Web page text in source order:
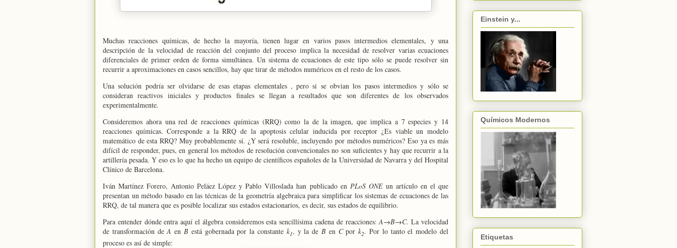
Muchas reacciones químicas, de hecho la mayoría, tienen lugar en varios pasos intermedios elementales, y una
descripción de la velocidad de reacción del conjunto del proceso implica la necesidad de resolver varias ecuaciones
diferenciales de primer orden de forma simultánea. Un sistema de ecuaciones de este tipo sólo se puede resolver sin
recurrir a aproximaciones en casos sencillos, hay que tirar de métodos numéricos en el resto de los casos.
Una solución podría ser olvidarse de esas etapas elementales , pero si se obvian los pasos intermedios y sólo se
consideran reactivos iniciales y productos finales se llegan a resultados que son diferentes de los observados
experimentalmente.
Consideremos ahora una red de reacciones químicas (RRQ) como la de la imagen, que implica a 7 especies y 14
reacciones químicas. Corresponde a la RRQ de la apoptosis celular inducida por receptor ¿Es viable un modelo
matemático de esta RRQ? Muy probablemente sí. ¿Y será resoluble, incluyendo por métodos numéricos? Eso ya es más
difícil de responder, pues, en general los métodos de resolución convencionales no son suficientes y hay que recurrir a la
artillería pesada. Y eso es lo que ha hecho un equipo de científicos españoles dela Universidadde Navarra y del Hospital
Clínico de Barcelona.
Iván Martínez Forero, Antonio Peláez López y Pablo Villoslada han publicado en PLoS ONEun artículo en el que
presentan un método basado en las técnicas de la geometría algebraica para simplificar los sistemas de ecuaciones de las
RRQ, de tal manera que es posible localizar sus estados estacionarios, es decir, sus estados de equilibrio.
Para entender dónde entra aquí el álgebra consideremos esta sencillísima cadena de reacciones:A→B→C. La velocidad
de transformación deA enB está gobernada por la constante k1, y la deB en Cpork2. Por lo tanto el modelo del
proceso es así de simple:
Einstein y...
Químicos Modernos
Etiquetas